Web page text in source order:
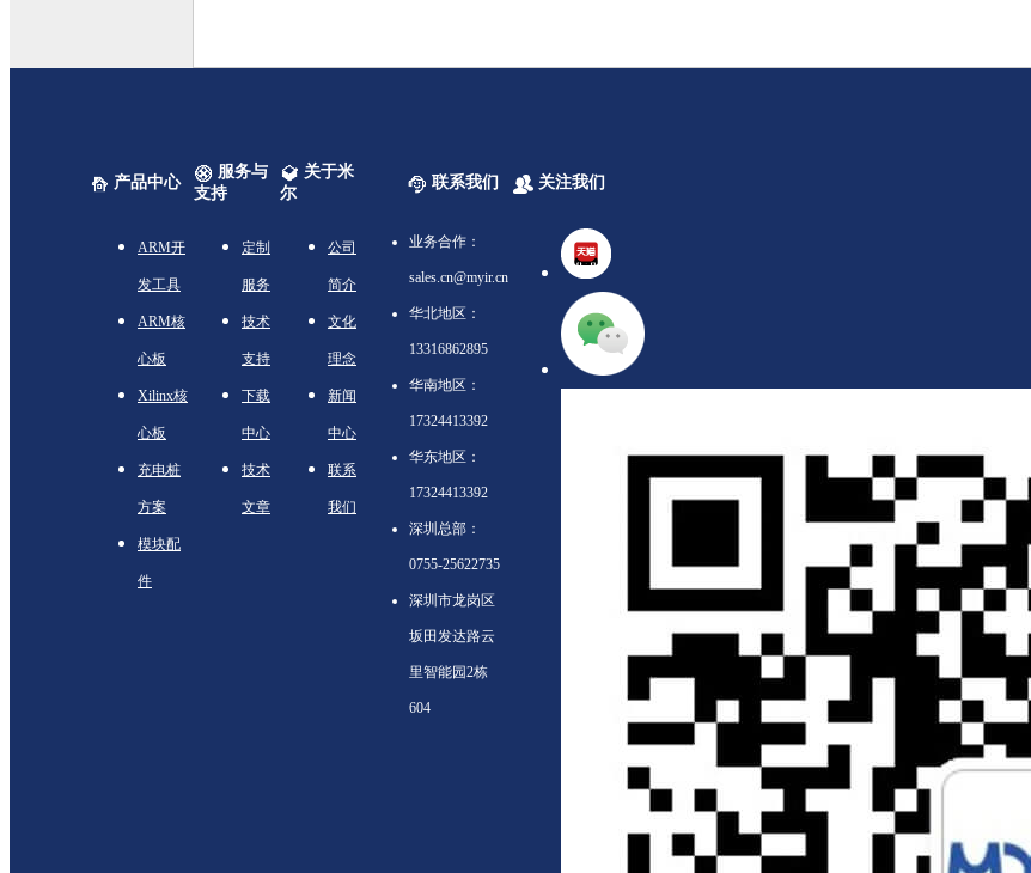
产品中心
服务与
支持
关于米
尔
联系我们 关注我们
ARM开
发工具
ARM核
心板
Xilinx核
心板
充电桩
方案
模块配
件
定制
服务
技术
支持
下载
中心
技术
文章
公司
简介
文化
理念
新闻
中心
联系
我们
业务合作：
sales.cn@myir.cn
华北地区：
13316862895
华南地区：
17324413392
华东地区：
17324413392
深圳总部：
0755-25622735
深圳市龙岗区
坂田发达路云
里智能园2栋
604